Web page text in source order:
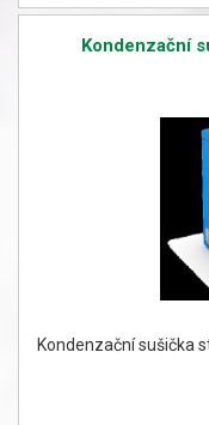
Kondenzační
Kondenzační sušička